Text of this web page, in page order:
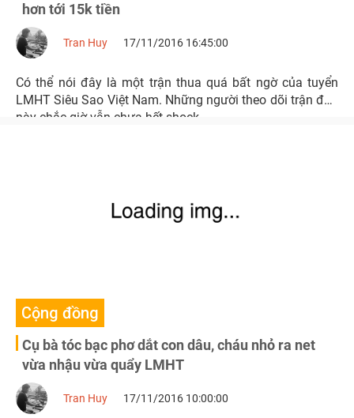
hơn tới 15k tiền
Tran Huy 17/11/2016 16:45:00
Có thể nói đây là một trận thua quá bất ngờ của tuyển
LMHT Siêu Sao Việt Nam. Những người theo dõi trận đấu
này chắc giờ vẫn chưa hết shock.
Cộng đồng
Cụ bà tóc bạc phơ dắt con dâu, cháu nhỏ ra net
vừa nhậu vừa quẩy LMHT
Tran Huy 17/11/2016 10:00:00